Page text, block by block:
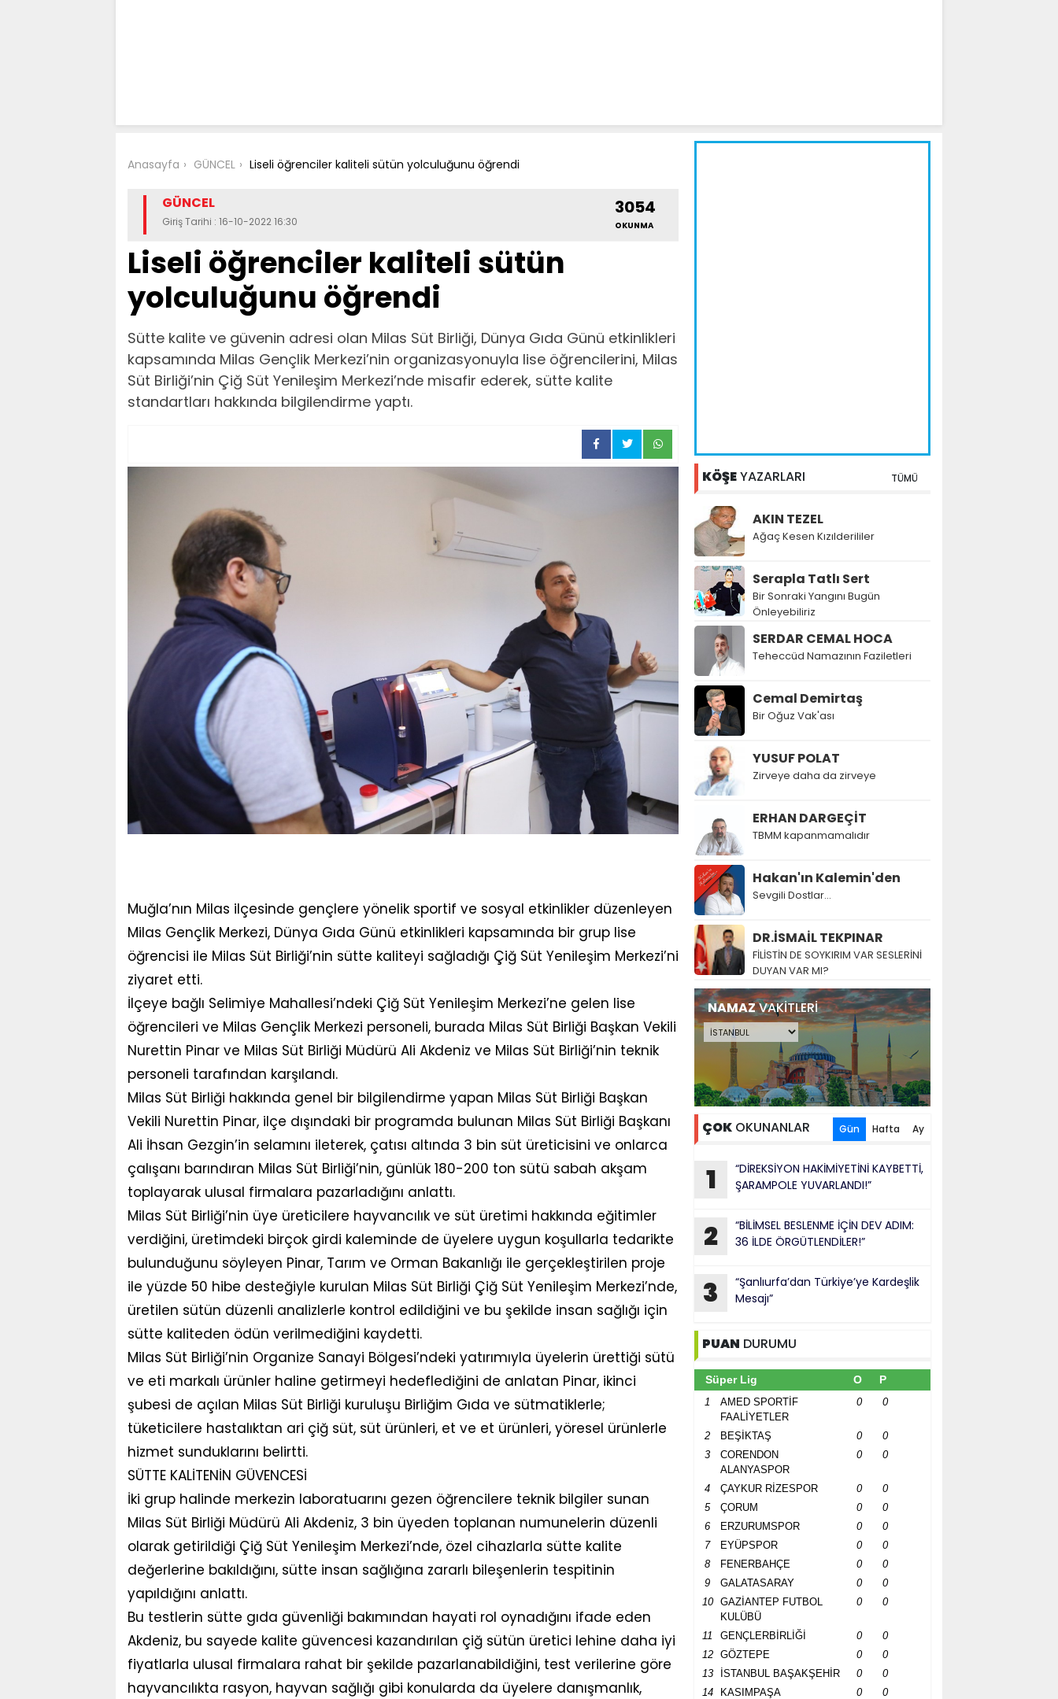
Anasayfa GÜNCEL Liseli öğrenciler kaliteli sütün yolculuğunu öğrendi
GÜNCEL
Giriş Tarihi : 16-10-2022 16:30
3054
OKUNMA
Liseli öğrenciler kaliteli sütün
yolculuğunu öğrendi
Sütte kalite ve güvenin adresi olan Milas Süt Birliği, Dünya Gıda Günü etkinlikleri
kapsamında Milas Gençlik Merkezi’nin organizasyonuyla lise öğrencilerini, Milas
Süt Birliği’nin Çiğ Süt Yenileşim Merkezi’nde misafir ederek, sütte kalite
standartları hakkında bilgilendirme yaptı.
Muğla’nın Milas ilçesinde gençlere yönelik sportif ve sosyal etkinlikler düzenleyen
Milas Gençlik Merkezi, Dünya Gıda Günü etkinlikleri kapsamında bir grup lise
öğrencisi ile Milas Süt Birliği’nin sütte kaliteyi sağladığı Çiğ Süt Yenileşim Merkezi’ni
ziyaret etti.
İlçeye bağlı Selimiye Mahallesi’ndeki Çiğ Süt Yenileşim Merkezi’ne gelen lise
öğrencileri ve Milas Gençlik Merkezi personeli, burada Milas Süt Birliği Başkan Vekili
Nurettin Pinar ve Milas Süt Birliği Müdürü Ali Akdeniz ve Milas Süt Birliği’nin teknik
personeli tarafından karşılandı.
Milas Süt Birliği hakkında genel bir bilgilendirme yapan Milas Süt Birliği Başkan
Vekili Nurettin Pinar, ilçe dışındaki bir programda bulunan Milas Süt Birliği Başkanı
Ali İhsan Gezgin’in selamını ileterek, çatısı altında 3 bin süt üreticisini ve onlarca
çalışanı barındıran Milas Süt Birliği’nin, günlük 180-200 ton sütü sabah akşam
toplayarak ulusal firmalara pazarladığını anlattı.
Milas Süt Birliği’nin üye üreticilere hayvancılık ve süt üretimi hakkında eğitimler
verdiğini, üretimdeki birçok girdi kaleminde de üyelere uygun koşullarla tedarikte
bulunduğunu söyleyen Pinar, Tarım ve Orman Bakanlığı ile gerçekleştirilen proje
ile yüzde 50 hibe desteğiyle kurulan Milas Süt Birliği Çiğ Süt Yenileşim Merkezi’nde,
üretilen sütün düzenli analizlerle kontrol edildiğini ve bu şekilde insan sağlığı için
sütte kaliteden ödün verilmediğini kaydetti.
Milas Süt Birliği’nin Organize Sanayi Bölgesi’ndeki yatırımıyla üyelerin ürettiği sütü
ve eti markalı ürünler haline getirmeyi hedeflediğini de anlatan Pinar, ikinci
şubesi de açılan Milas Süt Birliği kuruluşu Birliğim Gıda ve sütmatiklerle;
tüketicilere hastalıktan ari çiğ süt, süt ürünleri, et ve et ürünleri, yöresel ürünlerle
hizmet sunduklarını belirtti.
SÜTTE KALİTENİN GÜVENCESİ
İki grup halinde merkezin laboratuarını gezen öğrencilere teknik bilgiler sunan
Milas Süt Birliği Müdürü Ali Akdeniz, 3 bin üyeden toplanan numunelerin düzenli
olarak getirildiği Çiğ Süt Yenileşim Merkezi’nde, özel cihazlarla sütte kalite
değerlerine bakıldığını, sütte insan sağlığına zararlı bileşenlerin tespitinin
yapıldığını anlattı.
Bu testlerin sütte gıda güvenliği bakımından hayati rol oynadığını ifade eden
Akdeniz, bu sayede kalite güvencesi kazandırılan çiğ sütün üretici lehine daha iyi
fiyatlarla ulusal firmalara rahat bir şekilde pazarlanabildiğini, test verilerine göre
hayvancılıkta rasyon, hayvan sağlığı gibi konularda da üyelere danışmanlık,
KÖŞEYAZARLARI TÜMÜ
AKIN TEZEL
Ağaç Kesen Kızılderililer
Serapla Tatlı Sert
Bir Sonraki Yangını Bugün
Önleyebiliriz
SERDAR CEMAL HOCA
Teheccüd Namazının Faziletleri
Cemal Demirtaş
Bir Oğuz Vak'ası
YUSUF POLAT
Zirveye daha da zirveye
ERHAN DARGEÇİT
TBMM kapanmamalıdır
Hakan'ın Kalemin'den
Sevgili Dostlar...
DR.İSMAİL TEKPINAR
FİLİSTİN DE SOYKIRIM VAR SESLERİNİ
DUYAN VAR MI?
NAMAZVAKİTLERİ
ÇOK OKUNANLAR Gün Hafta Ay
1
“DİREKSİYON HAKİMİYETİNİ KAYBETTİ,
ŞARAMPOLE YUVARLANDI!”
2
“BİLİMSEL BESLENME İÇİN DEV ADIM:
36 İLDE ÖRGÜTLENDİLER!”
3
“Şanlıurfa’dan Türkiye’ye Kardeşlik
Mesajı”
PUAN DURUMU
Süper Lig O P
1
AMED SPORTİF
FAALİYETLER
0 0
2 BEŞİKTAŞ 0
0
3
CORENDON
ALANYASPOR
0 0
4 ÇAYKUR RİZESPOR 0
0
5
ÇORUM 0
0
6
ERZURUMSPOR 0
0
7
EYÜPSPOR 0
0
8
FENERBAHÇE 0
0
9
GALATASARAY 0
0
10
GAZİANTEP FUTBOL
KULÜBÜ
0 0
11 GENÇLERBİRLİĞİ 0
0
12
GÖZTEPE 0
0
13
İSTANBUL BAŞAKŞEHİR 0
0
14
KASIMPAŞA 0
0